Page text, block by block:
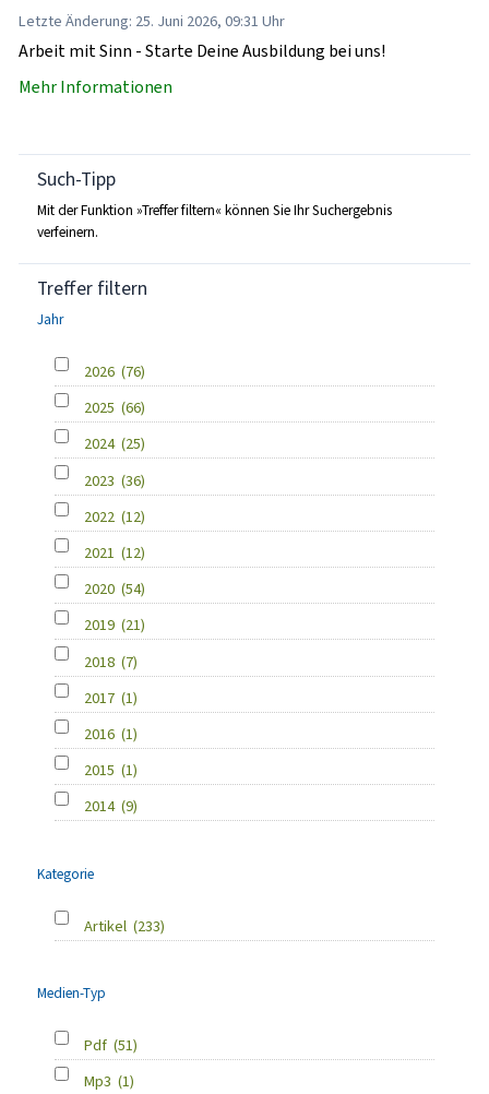
Letzte Änderung: 25. Juni 2026, 09:31 Uhr
Arbeit mit Sinn - Starte Deine Ausbildung bei uns!
Mehr Informationen
Such-Tipp
Mit der Funktion »Treffer filtern« können Sie Ihr Suchergebnis
verfeinern.
Treffer filtern
Jahr
2026 (76)
2025 (66)
2024 (25)
2023 (36)
2022 (12)
2021 (12)
2020 (54)
2019 (21)
2018 (7)
2017 (1)
2016 (1)
2015 (1)
2014 (9)
Kategorie
Artikel (233)
Medien-Typ
Pdf (51)
Mp3 (1)